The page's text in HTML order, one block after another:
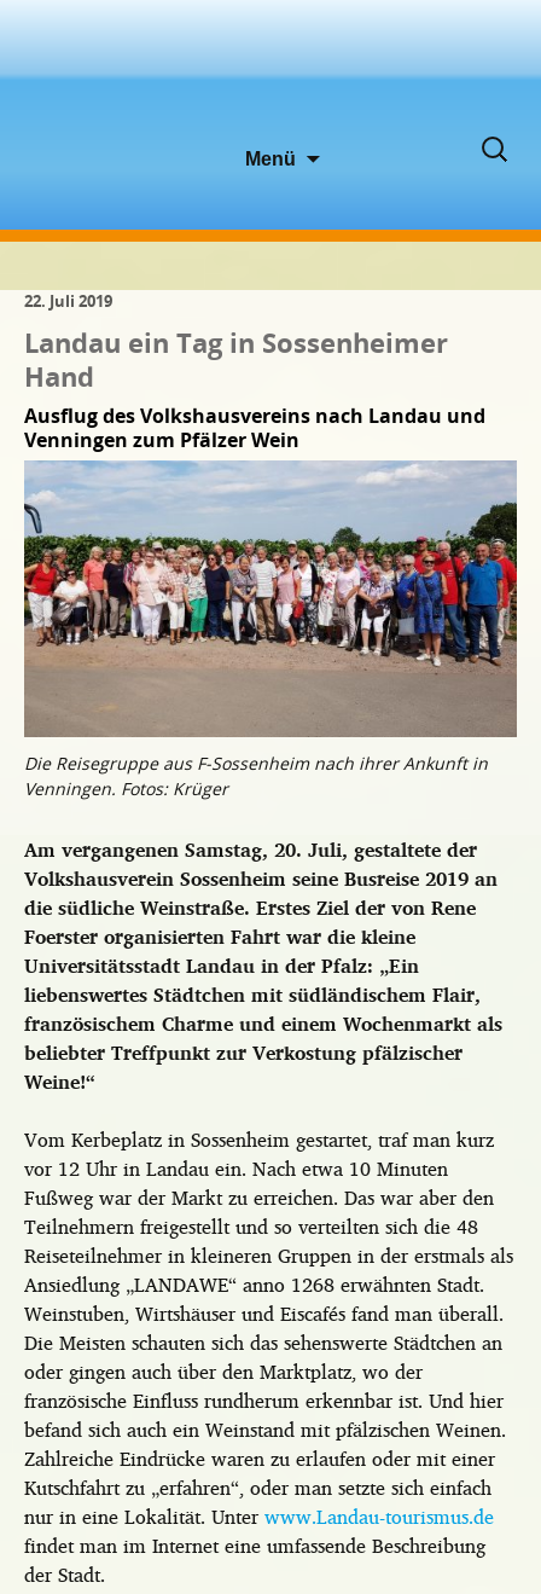
Menü
Suchen
22. Juli 2019
Landau ein Tag in Sossenheimer
Hand
Ausflug des Volkshausvereins nach Landau und
Venningen zum Pfälzer Wein
Die Reisegruppe aus F-Sossenheim nach ihrer Ankunft in
Venningen. Fotos: Krüger
Am vergangenen Samstag, 20. Juli, gestaltete der
Volkshausverein Sossenheim seine Busreise 2019 an
die südliche Weinstraße. Erstes Ziel der von Rene
Foerster organisierten Fahrt war die kleine
Universitätsstadt Landau in der Pfalz: „Ein
liebenswertes Städtchen mit südländischem Flair,
französischem Charme und einem Wochenmarkt als
beliebter Treffpunkt zur Verkostung pfälzischer
Weine!“
Vom Kerbeplatz in Sossenheim gestartet, traf man kurz
vor 12 Uhr in Landau ein. Nach etwa 10 Minuten
Fußweg war der Markt zu erreichen. Das war aber den
Teilnehmern freigestellt und so verteilten sich die 48
Reiseteilnehmer in kleineren Gruppen in der erstmals als
Ansiedlung „LANDAWE“ anno 1268 erwähnten Stadt.
Weinstuben, Wirtshäuser und Eiscafés fand man überall.
Die Meisten schauten sich das sehenswerte Städtchen an
oder gingen auch über den Marktplatz, wo der
französische Einfluss rundherum erkennbar ist. Und hier
befand sich auch ein Weinstand mit pfälzischen Weinen.
Zahlreiche Eindrücke waren zu erlaufen oder mit einer
Kutschfahrt zu „erfahren“, oder man setzte sich einfach
nur in eine Lokalität. Unterwww.Landau-tourismus.de
findet man im Internet eine umfassende Beschreibung
der Stadt.